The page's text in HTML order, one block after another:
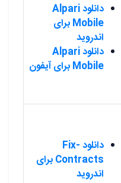
دانلود Alpari
Mobile برای
اندروید
دانلود Alpari
Mobile برای آیفون
دانلود Fix-
Contracts برای
اندروید